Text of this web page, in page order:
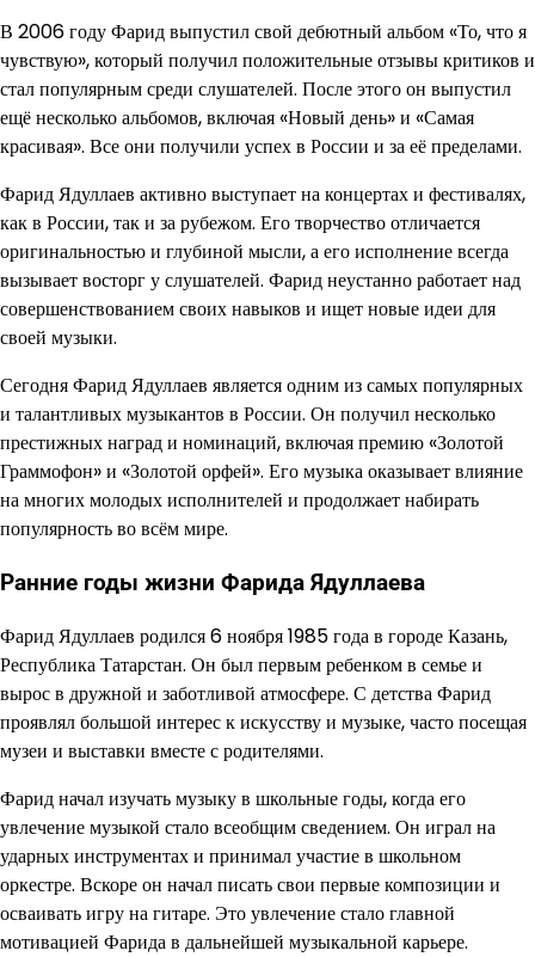
В 2006 году Фарид выпустил свой дебютный альбом «То, что я
чувствую», который получил положительные отзывы критиков и
стал популярным среди слушателей. После этого он выпустил
ещё несколько альбомов, включая «Новый день» и «Самая
красивая». Все они получили успех в России и за её пределами.
Фарид Ядуллаев активно выступает на концертах и фестивалях,
как в России, так и за рубежом. Его творчество отличается
оригинальностью и глубиной мысли, а его исполнение всегда
вызывает восторг у слушателей. Фарид неустанно работает над
совершенствованием своих навыков и ищет новые идеи для
своей музыки.
Сегодня Фарид Ядуллаев является одним из самых популярных
и талантливых музыкантов в России. Он получил несколько
престижных наград и номинаций, включая премию «Золотой
Граммофон» и «Золотой орфей». Его музыка оказывает влияние
на многих молодых исполнителей и продолжает набирать
популярность во всём мире.
Ранние годы жизни Фарида Ядуллаева
Фарид Ядуллаев родился 6 ноября 1985 года в городе Казань,
Республика Татарстан. Он был первым ребенком в семье и
вырос в дружной и заботливой атмосфере. С детства Фарид
проявлял большой интерес к искусству и музыке, часто посещая
музеи и выставки вместе с родителями.
Фарид начал изучать музыку в школьные годы, когда его
увлечение музыкой стало всеобщим сведением. Он играл на
ударных инструментах и принимал участие в школьном
оркестре. Вскоре он начал писать свои первые композиции и
осваивать игру на гитаре. Это увлечение стало главной
мотивацией Фарида в дальнейшей музыкальной карьере.